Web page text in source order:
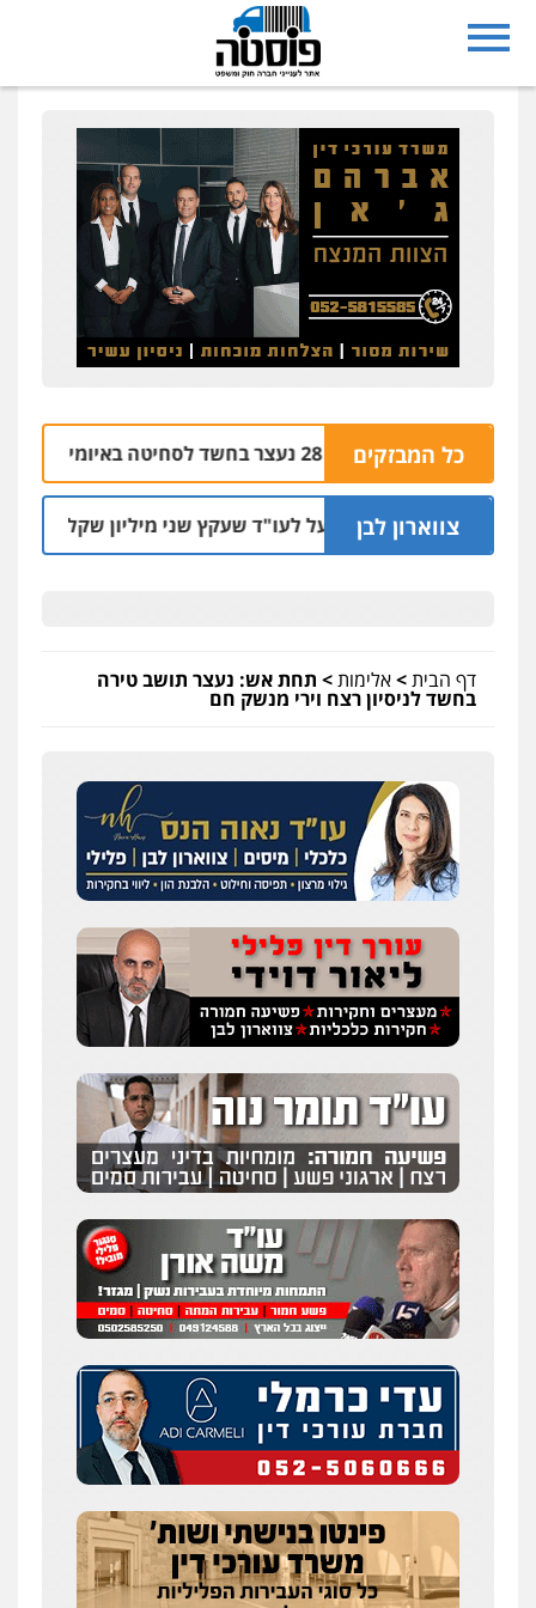
כל המבזקים
נצרת: בן 28 נעצר בחשד לסחיטה באיומים מטלפון שאינו שלו
צווארון לבן
מאסר בפועל לעו"ד שעקץ שני מיליון שקל על דירה
דף הבית>אלימות> תחת אש: נעצר תושב טירה
בחשד לניסיון רצח וירי מנשק חם